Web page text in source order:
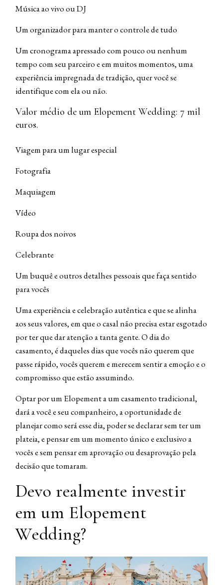
Música ao vivo ou DJ
Um organizador para manter o controle de tudo
Um cronograma apressado com pouco ou nenhum
tempo com seu parceiro e em muitos momentos, uma
experiência impregnada de tradição, quer você se
identifique com ela ou não.
Valor médio de um Elopement Wedding: 7 mil
euros.
Viagem para um lugar especial
Fotografia
Maquiagem
Vídeo
Roupa dos noivos
Celebrante
Um buquê e outros detalhes pessoais que faça sentido
para vocês
Uma experiência e celebração autêntica e que se alinha
aos seus valores, em que o casal não precisa estar esgotado
por ter que dar atenção a tanta gente. O dia do
casamento, é daqueles dias que vocês não querem que
passe rápido, vocês querem e merecem sentir a emoção e o
compromisso que estão assumindo.
Optar por um Elopement a um casamento tradicional,
dará a você e seu companheiro, a oportunidade de
planejar como será esse dia, poder se declarar sem ter um
plateia, e pensar em um momento único e exclusivo a
vocês e sem pensar em aprovação ou desaprovação pela
decisão que tomaram.
Devo realmente investir
em um Elopement
Wedding?